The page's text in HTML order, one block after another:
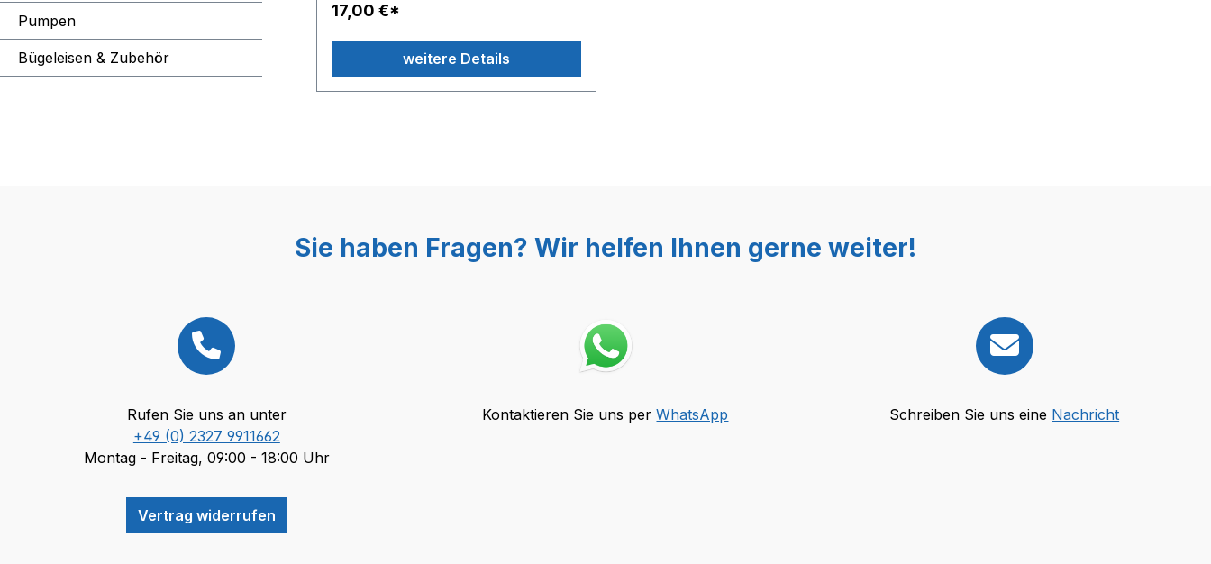
Pumpen
Bügeleisen & Zubehör
17,00 €*
weitere Details
Sie haben Fragen? Wir helfen Ihnen gerne weiter!
Rufen Sie uns an unter
+49 (0) 2327 9911662
Montag - Freitag, 09:00 - 18:00 Uhr
Vertrag widerrufen
Kontaktieren Sie uns perWhatsApp Schreiben Sie uns eine Nachricht